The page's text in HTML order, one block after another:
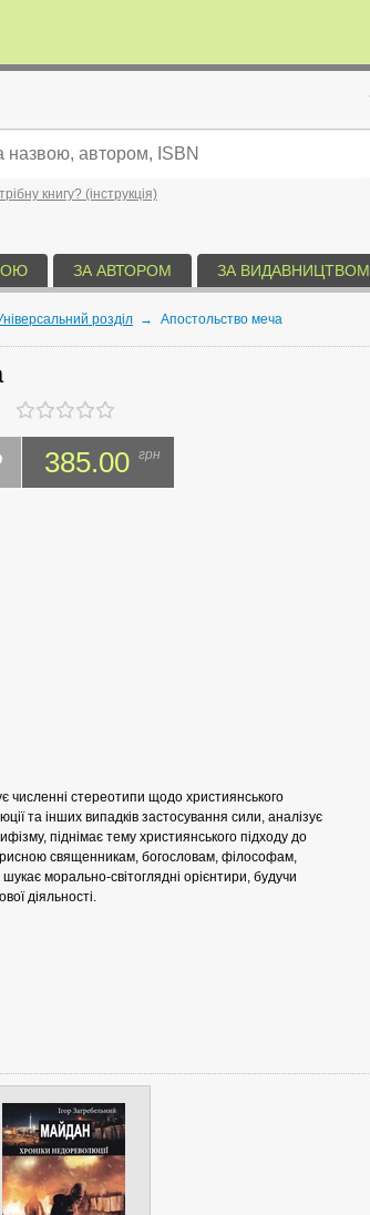
книгу? (інструкція)
ЗА АВТОРОМ ЗА ВИДАВНИЦТВОМ
розділ → Апостольство меча
385.00 грн
численні стереотипи щодо християнського
та інших випадків застосування сили, аналізує
піднімає тему християнського підходу до
священникам, богословам, філософам,
морально-світоглядні орієнтири, будучи
діяльності.